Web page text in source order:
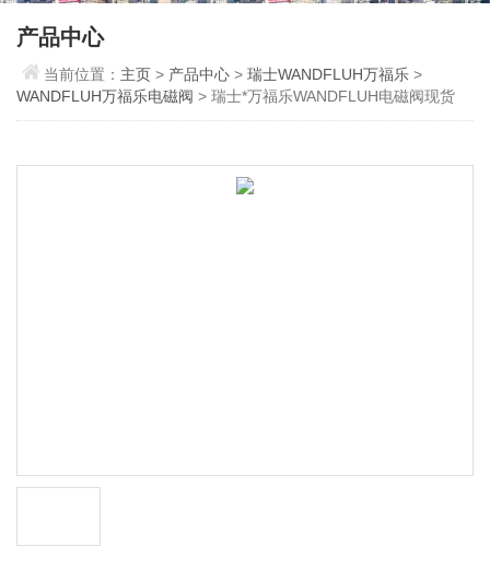
产品中心
当前位置： 主页> 产品中心 >瑞士WANDFLUH万福乐 >
WANDFLUH万福乐电磁阀 > 瑞士*万福乐WANDFLUH电磁阀现货